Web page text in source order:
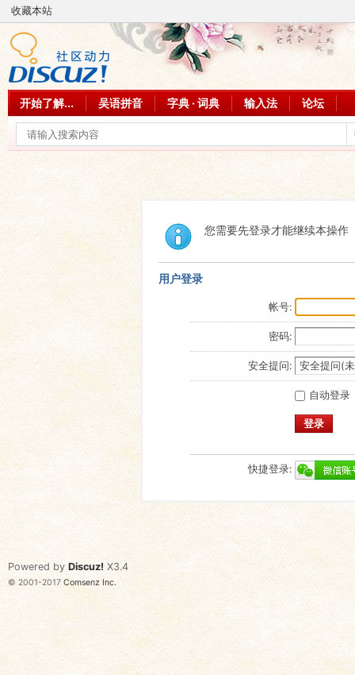
收藏本站
开始了解... 吴语拼音 字典 · 词典 输入法 论坛
您需要先登录才能继续本操作
用户登录
帐号:
密码:
安全提问:
自动登录
登录
快捷登录:
Powered by Discuz! X3.4
© 2001-2017 Comsenz Inc.